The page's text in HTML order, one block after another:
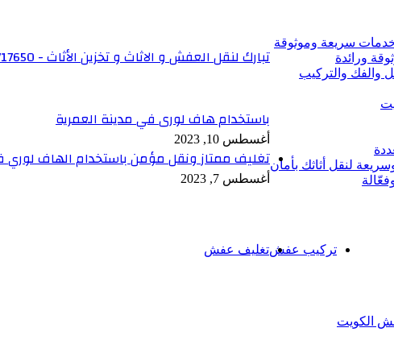
سريعة وموثوقة
ورائدة
والفك والتركيب
لنقل أثاثك بأمان
تبارك لنقل العفش و الاثاث و تخزين الأثاث - 6566717650
الكويت
تركيب عفشتغليف عفش
باستخدام هاف لورى في مدينة العمرية
أغسطس 10, 2023
تغليف ممتاز ونقل مؤمن باستخدام الهاف
أغسطس 7, 2023